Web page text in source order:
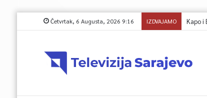
Četvrtak, 6 Augusta, 2026 9:16 IZDVAJAMO Kapo i